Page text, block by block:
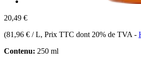
20,49 €
(81,96 € / L, Prix TTC dont 20% de TVA -
Contenu: 250 ml